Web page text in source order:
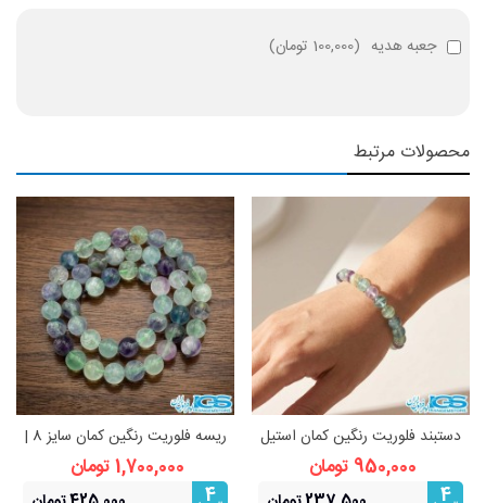
جعبه هدیه (100,000 تومان )
محصولات مرتبط
دستبند فلوریت رنگین کمان استیل
فری سایز
950,000 تومان
4
ریسه فلوریت رنگین‌ کمان سایز 8 |
نظم ذهنی و تمرکز
1,700,000 تومان
4